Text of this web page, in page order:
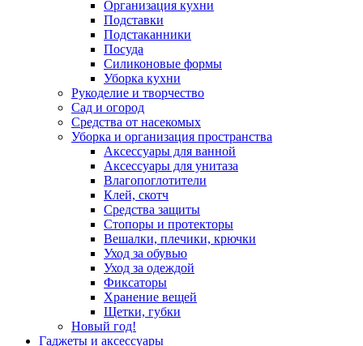
Организация кухни
Подставки
Подстаканники
Посуда
Силиконовые формы
Уборка кухни
Рукоделие и творчество
Сад и огород
Средства от насекомых
Уборка и организация пространства
Аксессуары для ванной
Аксессуары для унитаза
Влагопоглотители
Клей, скотч
Средства защиты
Стопоры и протекторы
Вешалки, плечики, крючки
Уход за обувью
Уход за одеждой
Фиксаторы
Хранение вещей
Щетки, губки
Новый год!
Гаджеты и аксессуары